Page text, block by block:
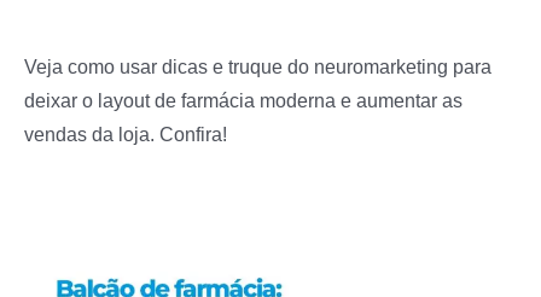
Veja como usar dicas e truque do neuromarketing para
deixar o layout de farmácia moderna e aumentar as
vendas da loja. Confira!